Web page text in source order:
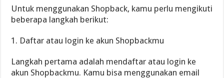
Untuk menggunakan Shopback, kamu perlu mengikuti
beberapa langkah berikut:
1. Daftar atau login ke akun Shopbackmu
Langkah pertama adalah mendaftar atau login ke
akun Shopbackmu. Kamu bisa menggunakan email